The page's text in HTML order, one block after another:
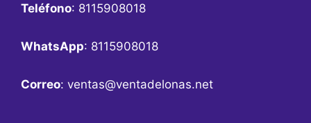
Teléfono: 8115908018
WhatsApp: 8115908018
Correo: ventas@ventadelonas.net